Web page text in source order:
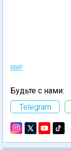
МИР
Будьте с нами:
Telegram